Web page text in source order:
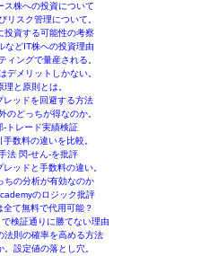
ス株への投資について
リスク管理について。
投資する可能性の考察
などIT株への投資理由
ィングで量産される。
デメリットしかない。
と原則とは。
レッドを回避する方法
のどっちが得なのか。
トレード実績検証
数料の違いを比較。
法 閃-せん-を批評
ッドと手数料の違い。
ちの分析が有効なのか
のロジック批評
て無料で代用可能？
検証通りに勝てない理由
法則の確率を高める方法
設定値の落とし穴。